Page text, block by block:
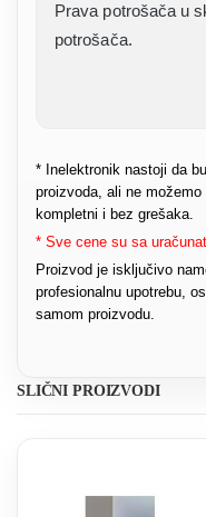
Prava potrošača u
potrošača.
* Inelektronik nastoji da
proizvoda, ali ne
kompletni i bez grešaka.
* Sve cene su sa
Proizvod je isključivo
profesionalnu upotrebu,
samom proizvodu.
SLIČNI PROIZVODI